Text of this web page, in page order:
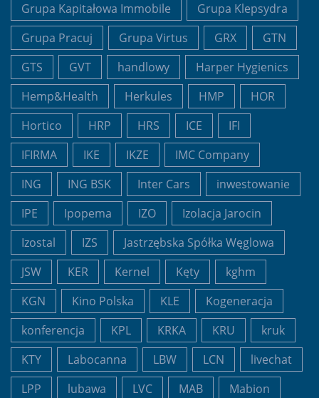
Grupa Kapitałowa Immobile
Grupa Klepsydra
Grupa Pracuj
Grupa Virtus GRX
GTN
GTS
GVT handlowy
Harper Hygienics
Hemp&Health
Herkules HMP
HOR
Hortico
HRP HRS ICE
IFI
IFIRMA
IKE IKZE
IMC Company
ING
ING BSK Inter Cars
inwestowanie
IPE
Ipopema IZO
Izolacja Jarocin
Izostal
IZS
Jastrzębska Spółka Węglowa
JSW
KER Kernel Kęty
kghm
KGN
Kino Polska KLE
Kogeneracja
konferencja
KPL KRKA KRU
kruk
KTY
Labocanna LBW LCN
livechat
LPP
lubawa LVC MAB
Mabion